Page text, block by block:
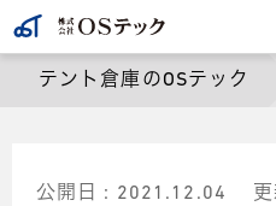
テント倉庫のOSテック
公開日 : 2021.12.04